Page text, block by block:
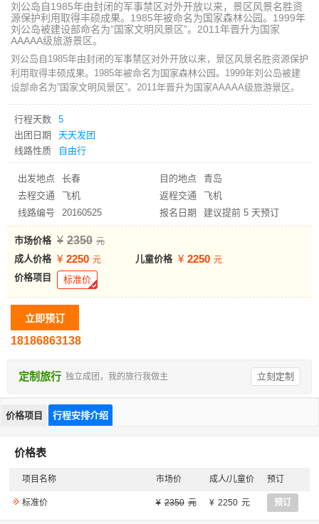
刘公岛自1985年由封闭的军事禁区对外开放以来，景区风景名胜资
源保护利用取得丰硕成果。1985年被命名为国家森林公园。1999年
刘公岛被建设部命名为”国家文明风景区”。2011年晋升为国家
AAAAA级旅游景区。
刘公岛自1985年由封闭的军事禁区对外开放以来，景区风景名胜资源保护
利用取得丰硕成果。1985年被命名为国家森林公园。1999年刘公岛被建
设部命名为”国家文明风景区”。2011年晋升为国家AAAAA级旅游景区。
行程天数
5
出团日期
天天发团
线路性质
自由行
出发地点 长春 目的地点
青岛
去程交通
飞机 返程交通
飞机
线路编号
20160525 报名日期 建议提前 5 天预订
市场价格 2350
成人价格 2250 儿童价格 2250
价格项目 标准价
18186863138
定制旅行 独立成团，我的旅行我做主 立刻定制
价格项目 行程安排介绍
价格表
项目名称 市场价 成人/儿童价 预订
标准价 2350 2250 预订